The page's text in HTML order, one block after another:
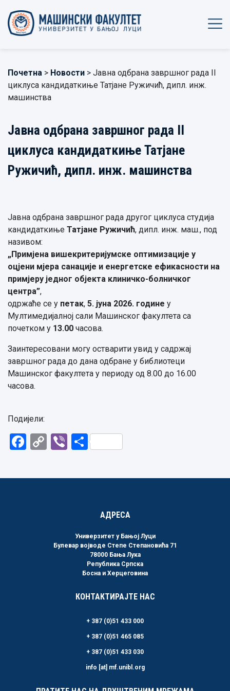
Почетна > Новости > Јавна одбрана завршног рада II
циклуса кандидаткиње Татјане Ружичић, дипл. инж.
машинства
Јавна одбрана завршног рада II
циклуса кандидаткиње Татјане
Ружичић, дипл. инж. машинства
Јавна одбрана завршног рада другог циклуса студија
кандидаткиње Татјане Ружичић, дипл. инж. маш., под
називом:
„Примјена вишекритеријумске оптимизације у
оцјени мјера санације и енергетске ефикасности на
примјеру једног објекта клиничко-болничког
центра”,
одржаће се у петак, 5. јуна 2026. године у
Мултимедијалној сали Машинског факултета са
почетком у 13.00 часова.
Заинтересовани могу остварити увид у садржај
завршног рада до дана одбране у библиотеци
Машинског факултета у периоду од 8.00 до 16.00
часова.
Подијели:
Facebook
CopyViberShare
АДРЕСА
Универзитет у Бањој Луци
Булевар војводе Степе Степановића 71
78000 Бања Лука
Република Српска
Босна и Херцеговина
КОНТАКТИРАЈТЕ НАС
+ 387 (0)51 433 000
+ 387 (0)51 465 085
+ 387 (0)51 433 030
info [at] mf.unibl.org